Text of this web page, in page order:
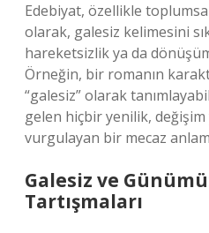
Edebiyat, özellikle
olarak, galesiz kelimesini
hareketsizlik ya da
Örneğin, bir romanın
“galesiz” olarak
gelen hiçbir yenilik, değişim
vurgulayan bir mecaz
Galesiz ve
Tartışmaları